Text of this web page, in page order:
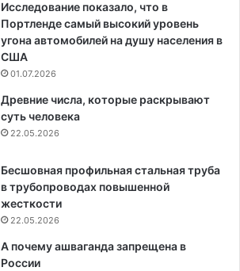
Исследование показало, что в
Портленде самый высокий уровень
угона автомобилей на душу населения в
США
01.07.2026
Древние числа, которые раскрывают
суть человека
22.05.2026
Бесшовная профильная стальная труба
в трубопроводах повышенной
жесткости
22.05.2026
А почему ашваганда запрещена в
России